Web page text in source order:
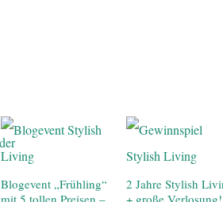
Blogevent „Frühling“
2 Jahre Stylish